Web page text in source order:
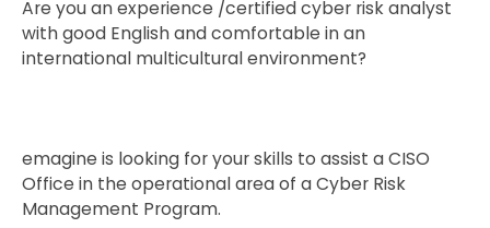
Are you an experience /certified cyber risk analyst
with good English and comfortable in an
international multicultural environment?
emagine is looking for your skills to assist a CISO
Office in the operational area of a Cyber Risk
Management Program.